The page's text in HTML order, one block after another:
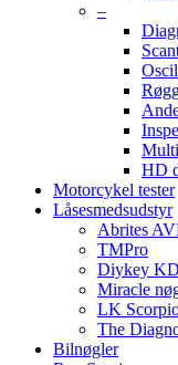
–
HD
Motorcykel tester
Låsesmedsudstyr
Abrites
TMPro
Diykey
Miracle
LK
The
Bilnøgler